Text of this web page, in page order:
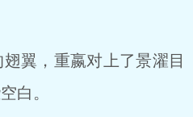
翼，重嬴对上了景濯目
白。